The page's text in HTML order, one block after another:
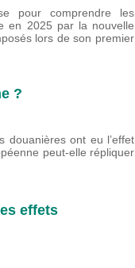
pour comprendre les
en 2025 par la nouvelle
lors de son premier
?
douanières ont eu l’effet
peut-elle répliquer
effets